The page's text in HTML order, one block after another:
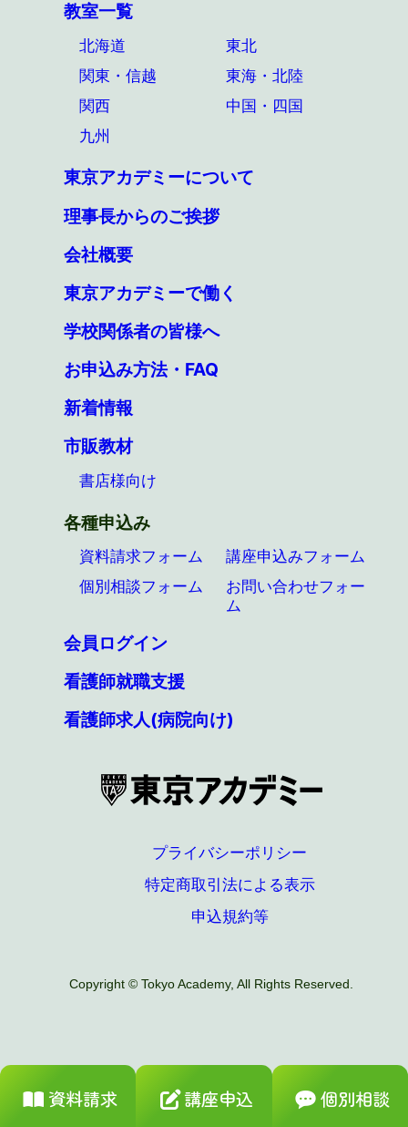
教室一覧
北海道
東北
関東・信越
東海・北陸
関西
中国・四国
九州
東京アカデミーについて
理事長からのご挨拶
会社概要
東京アカデミーで働く
学校関係者の皆様へ
お申込み方法・FAQ
新着情報
市販教材
書店様向け
各種申込み
資料請求フォーム
講座申込みフォーム
個別相談フォーム
お問い合わせフォー
ム
会員ログイン
看護師就職支援
看護師求人(病院向け)
プライバシーポリシー
特定商取引法による表示
申込規約等
Copyright © Tokyo Academy, All Rights Reserved.
資料請求 講座申込 個別相談